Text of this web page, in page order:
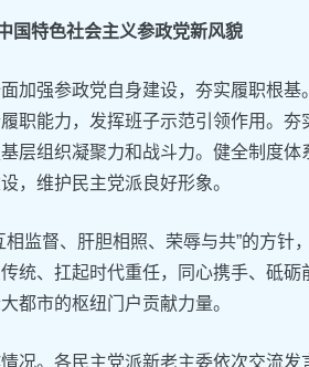
国特色社会主义参政党新风貌
加强参政党自身建设，夯实履职根基
职能力，发挥班子示范引领作用。夯
层组织凝聚力和战斗力。健全制度体
，维护民主党派良好形象。
监督、肝胆相照、荣辱与共”的方针
统、扛起时代重任，同心携手、砥砺
都市的枢纽门户贡献力量。
况。各民主党派新老主委依次交流发